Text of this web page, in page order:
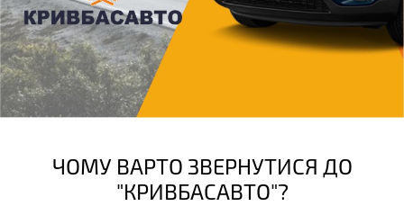
ЧОМУ ВАРТО ЗВЕРНУТИСЯ ДО
"КРИВБАСАВТО"?